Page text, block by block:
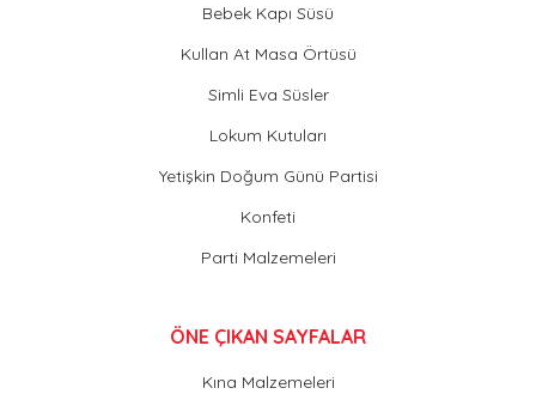
Bebek Kapı Süsü
Kullan At Masa Örtüsü
Simli Eva Süsler
Lokum Kutuları
Yetişkin Doğum Günü Partisi
Konfeti
Parti Malzemeleri
ÖNE ÇIKAN SAYFALAR
Kına Malzemeleri